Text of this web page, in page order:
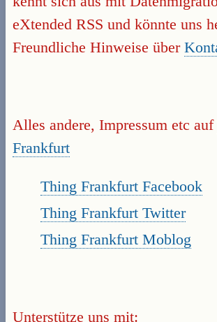
eXtended RSS und könnte uns
Freundliche Hinweise über
Alles andere, Impressum etc auf
Frankfurt
Thing Frankfurt Facebook
Thing Frankfurt Twitter
Thing Frankfurt Moblog
Unterstütze uns mit: